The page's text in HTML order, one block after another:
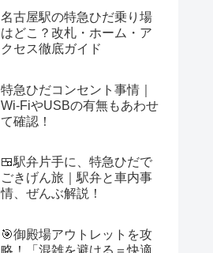
名古屋駅の特急ひだ乗り場
はどこ？改札・ホーム・ア
クセス徹底ガイド
特急ひだコンセント事情｜
Wi-FiやUSBの有無もあわせ
て確認！
🍱駅弁片手に、特急ひだで
ごきげん旅｜駅弁と車内事
情、ぜんぶ解説！
🎯御殿場アウトレットを攻
略！「混雑を避ける＝快適